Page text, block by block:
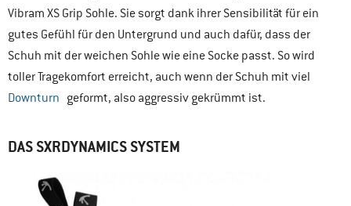
Vibram XS Grip Sohle. Sie sorgt dank ihrer Sensibilität für ein
gutes Gefühl für den Untergrund und auch dafür, dass der
Schuh mit der weichen Sohle wie eine Socke passt. So wird
toller Tragekomfort erreicht, auch wenn der Schuh mit viel
Downturn geformt, also aggressiv gekrümmt ist.
DAS SXRDYNAMICS SYSTEM